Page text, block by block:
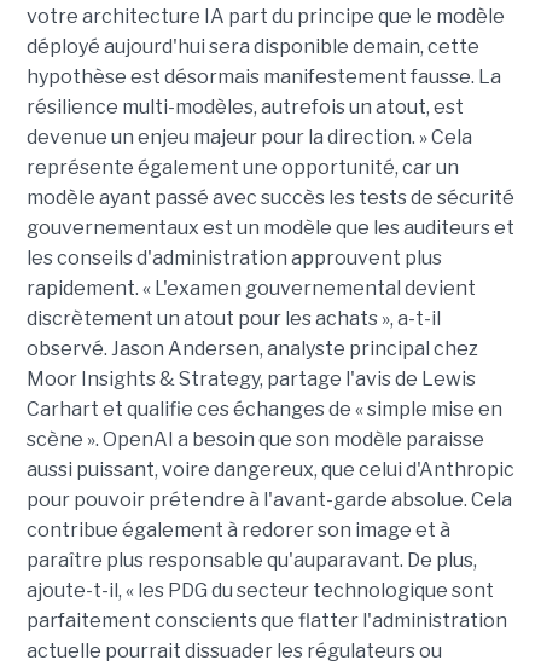
votre architecture IA part du principe que le modèle
déployé aujourd'hui sera disponible demain, cette
hypothèse est désormais manifestement fausse. La
résilience multi-modèles, autrefois un atout, est
devenue un enjeu majeur pour la direction. » Cela
représente également une opportunité, car un
modèle ayant passé avec succès les tests de sécurité
gouvernementaux est un modèle que les auditeurs et
les conseils d'administration approuvent plus
rapidement. « L'examen gouvernemental devient
discrètement un atout pour les achats », a-t-il
observé. Jason Andersen, analyste principal chez
Moor Insights & Strategy, partage l'avis de Lewis
Carhart et qualifie ces échanges de « simple mise en
scène ». OpenAI a besoin que son modèle paraisse
aussi puissant, voire dangereux, que celui d'Anthropic
pour pouvoir prétendre à l'avant-garde absolue. Cela
contribue également à redorer son image et à
paraître plus responsable qu'auparavant. De plus,
ajoute-t-il, « les PDG du secteur technologique sont
parfaitement conscients que flatter l'administration
actuelle pourrait dissuader les régulateurs ou